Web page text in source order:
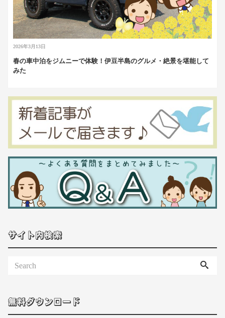
2026年3月13日
春の車中泊をジムニーで体験！伊豆半島のグルメ・絶景を堪能して
みた
サイト内検索
無料ダウンロード